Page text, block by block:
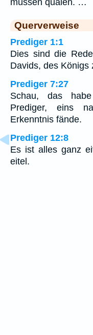
Querverweise
Prediger 1:1
Dies sind die
Davids, des Königs
Prediger 7:27
Schau, das
Prediger, eins
Erkenntnis fände.
Prediger 12:8
Es ist alles ganz
eitel.